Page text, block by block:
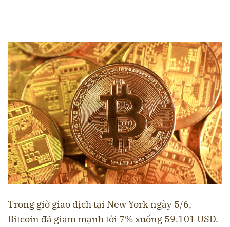
Trong giờ giao dịch tại New York ngày 5/6,
Bitcoin đã giảm mạnh tới 7% xuống 59.101 USD.